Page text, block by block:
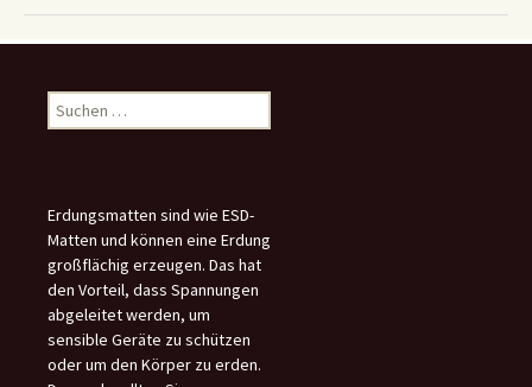
Suchen
nach:
Erdungsmatten sind wie ESD-
Matten und können eine Erdung
großflächig erzeugen. Das hat
den Vorteil, dass Spannungen
abgeleitet werden, um
sensible Geräte zu schützen
oder um den Körper zu erden.